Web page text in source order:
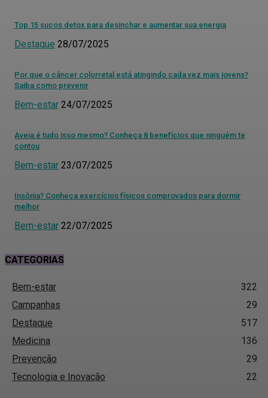
Top 15 sucos detox para desinchar e aumentar sua energia
Destaque 28/07/2025
Por que o câncer colorretal está atingindo cada vez mais jovens?
Saiba como prevenir
Bem-estar 24/07/2025
Aveia é tudo isso mesmo? Conheça 8 benefícios que ninguém te
contou
Bem-estar 23/07/2025
Insônia? Conheça exercícios físicos comprovados para dormir
melhor
Bem-estar 22/07/2025
CATEGORIAS
Bem-estar
322
Campanhas
29
Destaque
517
Medicina
136
Prevenção
29
Tecnologia e Inovação
22